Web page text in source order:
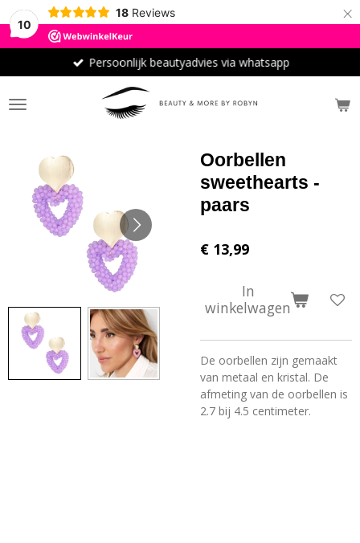
10
18 Reviews ×
Persoonlijk beautyadvies via whatsapp
Oorbellen
sweethearts -
paars
€ 13,99
In
winkelwagen
De oorbellen zijn gemaakt
van metaal en kristal. De
afmeting van de oorbellen is
2.7 bij 4.5 centimeter.